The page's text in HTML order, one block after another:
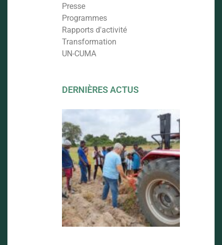
Presse
Programmes
Rapports d'activité
Transformation
UN-CUMA
DERNIÈRES ACTUS